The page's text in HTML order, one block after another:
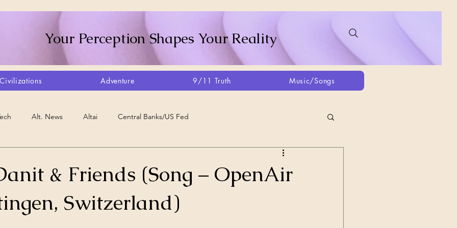
Your Perception Shapes Your Reality
Adventure 9/11 Truth Music/Songs
Alt. News Altai Central Banks/US Fed
Artisans Canada Biome Create Your Reality
& Friends (Song – OpenAir
Switzerland)